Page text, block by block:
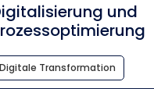
und
Digitale Transformation